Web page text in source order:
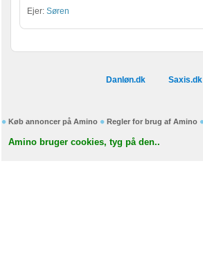
Ejer: Søren
Danløn.dk
Saxis.dk
Køb annoncer på Amino Regler for brug af Amino
Amino bruger cookies, tyg på den..